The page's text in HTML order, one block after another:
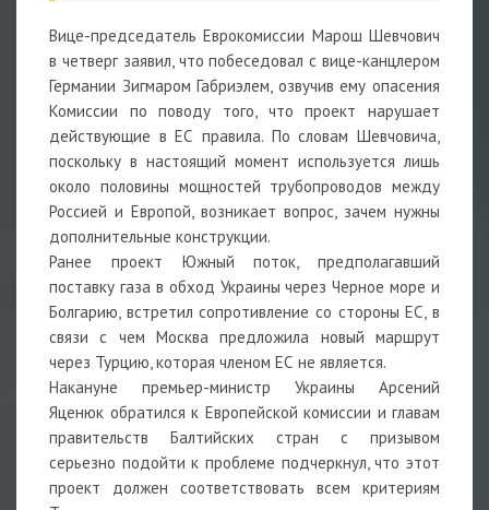
Вице-председатель Еврокомиссии Марош Шевчович
в четверг заявил, что побеседовал с вице-канцлером
Германии Зигмаром Габриэлем, озвучив ему опасения
Комиссии по поводу того, что проект нарушает
действующие в ЕС правила. По словам Шевчовича,
поскольку в настоящий момент используется лишь
около половины мощностей трубопроводов между
Россией и Европой, возникает вопрос, зачем нужны
дополнительные конструкции.
Ранее проект Южный поток, предполагавший
поставку газа в обход Украины через Черное море и
Болгарию, встретил сопротивление со стороны ЕС, в
связи с чем Москва предложила новый маршрут
через Турцию, которая членом ЕС не является.
Накануне премьер-министр Украины Арсений
Яценюк обратился к Европейской комиссии и главам
правительств Балтийских стран с призывом
серьезно подойти к проблеме подчеркнул, что этот
проект должен соответствовать всем критериям